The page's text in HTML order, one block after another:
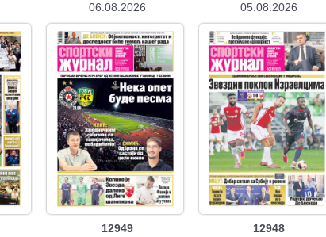
06.08.2026
12949
05.08.2026
12948